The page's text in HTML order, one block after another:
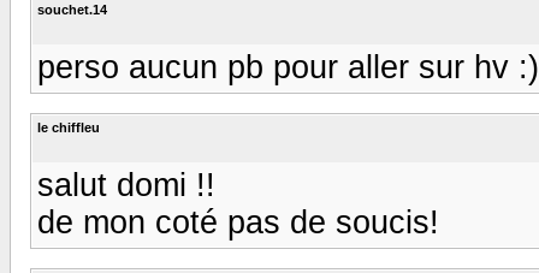
souchet.14
perso aucun pb pour aller sur hv
le chiffleu
salut domi !!
de mon coté pas de soucis!